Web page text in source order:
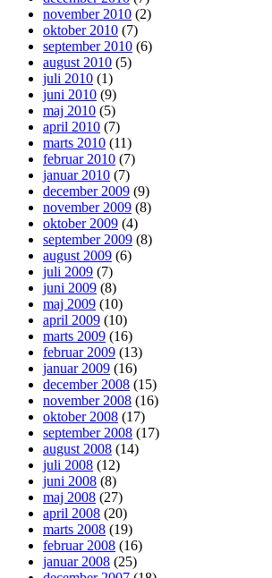
november 2010 (2)
oktober 2010 (7)
september 2010 (6)
august 2010 (5)
juli 2010 (1)
juni 2010 (9)
maj 2010 (5)
april 2010 (7)
marts 2010 (11)
februar 2010 (7)
januar 2010 (7)
december 2009 (9)
november 2009 (8)
oktober 2009 (4)
september 2009 (8)
august 2009 (6)
juli 2009 (7)
juni 2009 (8)
maj 2009 (10)
april 2009 (10)
marts 2009 (16)
februar 2009 (13)
januar 2009 (16)
december 2008 (15)
november 2008 (16)
oktober 2008 (17)
september 2008 (17)
august 2008 (14)
juli 2008 (12)
juni 2008 (8)
maj 2008 (27)
april 2008 (20)
marts 2008 (19)
februar 2008 (16)
januar 2008 (25)